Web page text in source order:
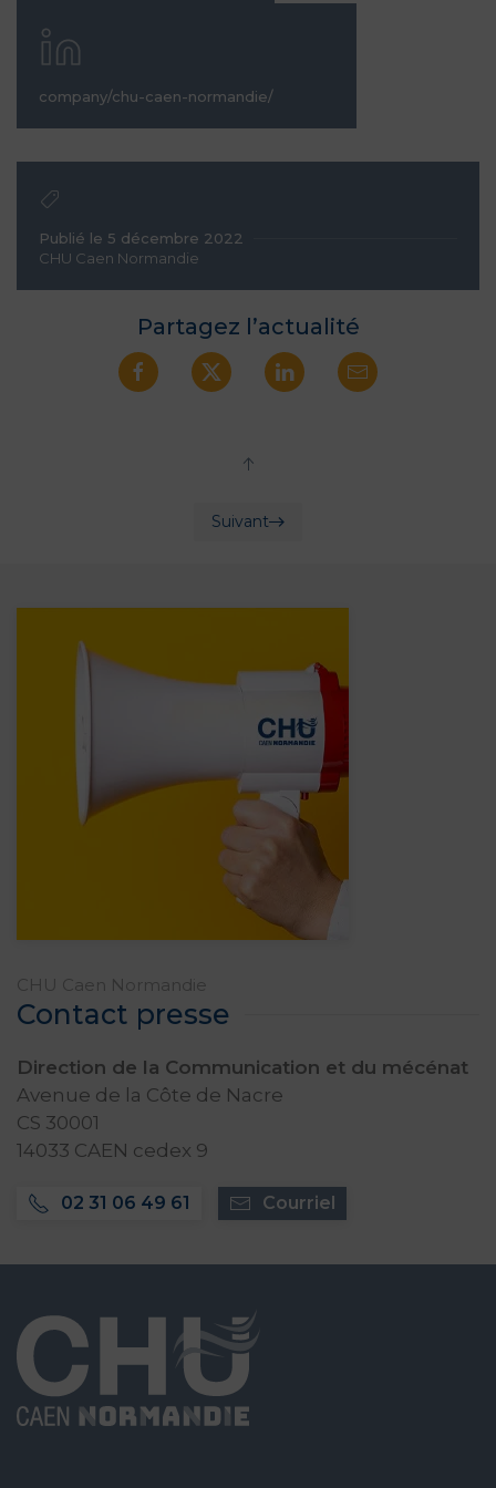
company/chu-caen-normandie/
Publié le 5 décembre 2022
CHU Caen Normandie
Partagez l’actualité
Suivant
CHU Caen Normandie
Contact presse
Direction de la Communication et du mécénat
Avenue de la Côte de Nacre
CS 30001
14033 CAEN cedex 9
02 31 06 49 61 Courriel